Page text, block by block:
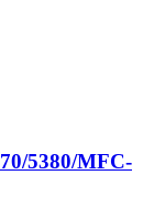
5380/MFC-